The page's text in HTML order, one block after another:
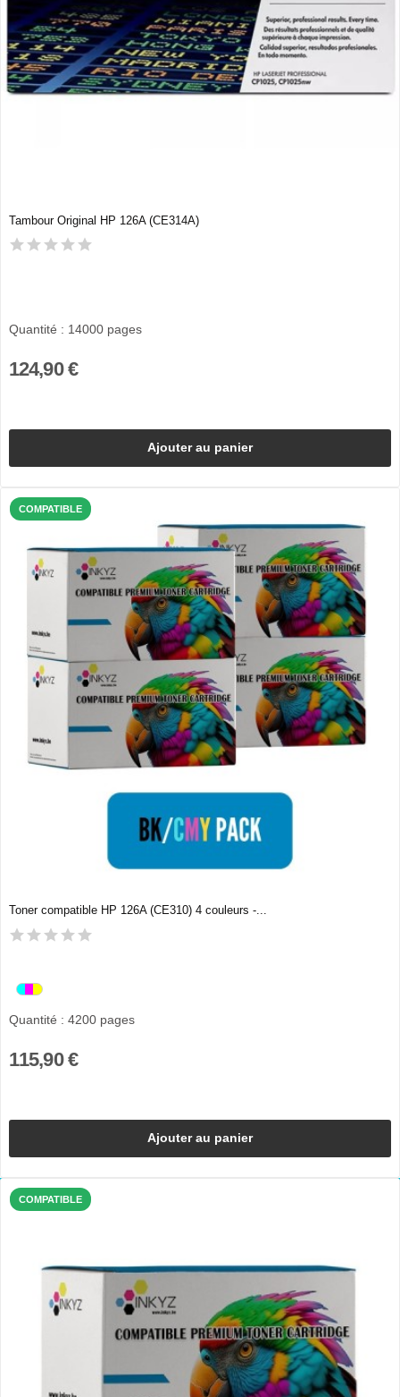
Tambour Original HP 126A (CE314A)
Quantité : 14000 pages
124,90 €
Ajouter au panier
COMPATIBLE
Toner compatible HP 126A (CE310) 4 couleurs -...
Quantité : 4200 pages
115,90 €
Ajouter au panier
COMPATIBLE